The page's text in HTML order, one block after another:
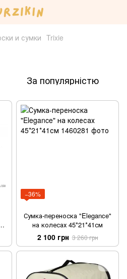
и сумки Trixie
За популярністю
−36%
Сумка-переноска "Elegance"
на колесах 45*21*41см
2 100 грн 3 260 грн